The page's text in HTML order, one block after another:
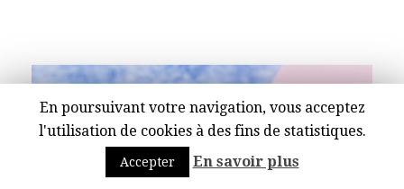
En poursuivant votre navigation, vous acceptez
l'utilisation de cookies à des fins de statistiques.
Accepter En savoir plus